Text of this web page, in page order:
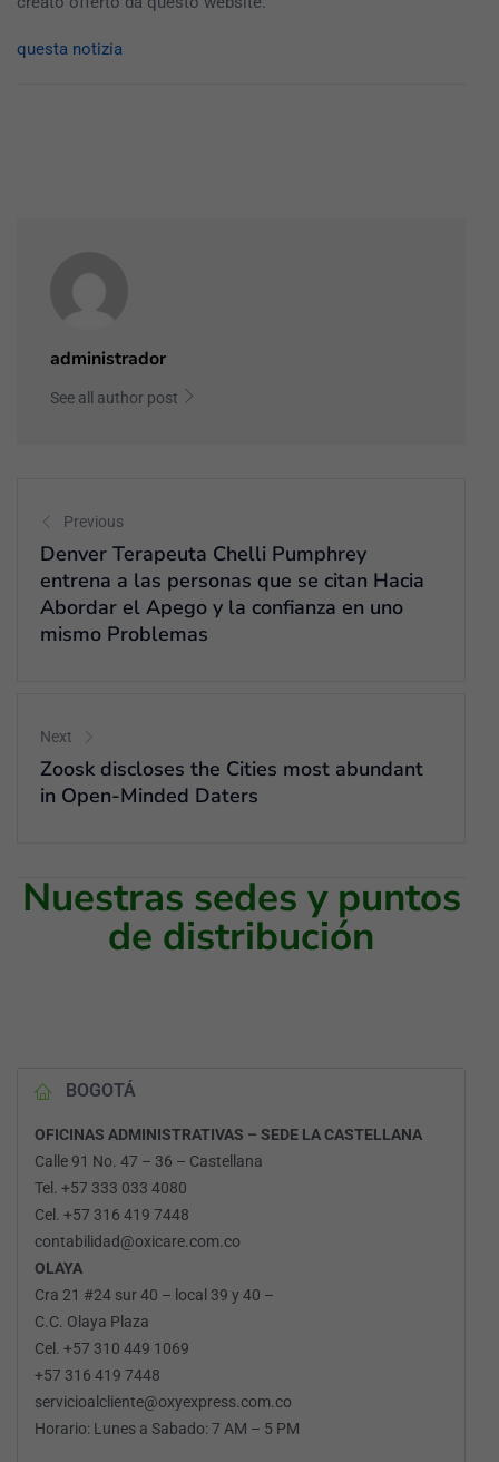
questa notizia
administrador
See all author post
Previous
Denver Terapeuta Chelli Pumphrey
entrena a las personas que se citan Hacia
Abordar el Apego y la confianza en uno
mismo Problemas
Next
Zoosk discloses the Cities most abundant
in Open-Minded Daters
Nuestras sedes y puntos
de distribución
BOGOTÁ
OFICINAS ADMINISTRATIVAS – SEDE LA CASTELLANA
Calle 91 No. 47 – 36 – Castellana
Tel. +57 333 033 4080
Cel. +57 316 419 7448
contabilidad@oxicare.com.co
OLAYA
Cra 21 #24 sur 40 – local 39 y 40 –
C.C. Olaya Plaza
Cel. +57 310 449 1069
+57 316 419 7448
servicioalcliente@oxyexpress.com.co
Horario: Lunes a Sabado: 7 AM – 5 PM